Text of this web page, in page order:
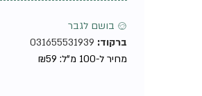
♂ בושם לגבר
ברקוד:
מחיר ל-100 מ"ל:
₪59